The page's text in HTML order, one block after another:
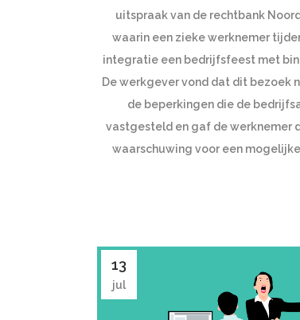
uitspraak van de rechtbank
waarin een zieke werknemer
integratie een bedrijfsfeest met
De werkgever vond dat dit bezoek
de beperkingen die de
vastgesteld en gaf de werknemer
waarschuwing voor een
13
jul